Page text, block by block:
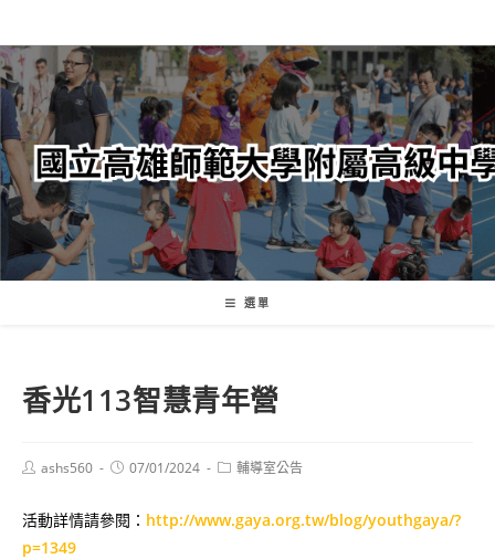
轉
至
主
內
容
選單
香光113智慧青年營
Postashs560
Post07/01/2024
Post輔導室公告
活動詳情請參閱： http://www.gaya.org.tw/blog/youthgaya/?
p=1349